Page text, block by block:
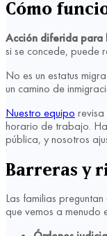
Cómo
Acción diferida para
si se concede, puede
No es un estatus
un camino de
Nuestro equipo
horario de trabajo.
pública, y nosotros
Barreras y
Las familias
que vemos a menudo